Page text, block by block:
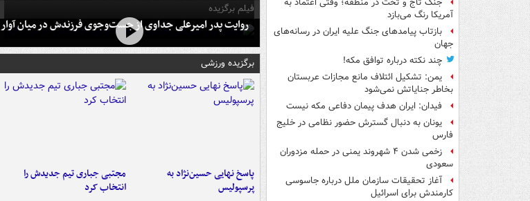
جنگ تاج و تخت در منطقه؛ وقتی اعتماد به
آمریکا رنگ می‌بازد
بازتاب پیامدهای جنگ علیه ایران در رسانه‌های
جهان
چند نکته درباره توافق مکه!
یمن: تشکیل ائتلاف مانع مجازات عربستان
بخاطر جنایاتش نمی‌شود
فیدان: ایران هدف پیمان دفاعی مکه نیست
یونان به دنبال گسترش حضور نظامی در خلیج
فارس
زخمی شدن ۴ شهروند یمنی در حمله مزدوران
سعودی
آغاز تحقیقات سازمان ملل درباره جاسوسی
کارمندش برای اسرائیل
فیلم برگزیده
روایت پدر امیرعلی جداوی از جست‌وجوی فرزندش در میان آوار
برگزیده ورزشی
پاسخ نهایی حسین‌نژاد به
پرسپولیس
مجتبی جباری تیم جدیدش را
انتخاب کرد